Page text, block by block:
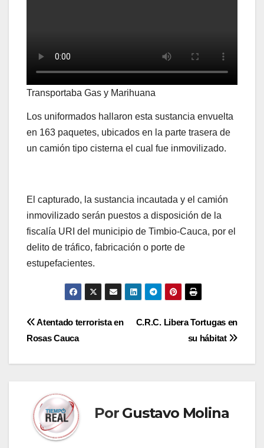
Transportaba Gas y Marihuana
Los uniformados hallaron esta sustancia envuelta
en 163 paquetes, ubicados en la parte trasera de
un camión tipo cisterna el cual fue inmovilizado.
El capturado, la sustancia incautada y el camión
inmovilizado serán puestos a disposición de la
fiscalía URI del municipio de Timbio-Cauca, por el
delito de tráfico, fabricación o porte de
estupefacientes.
Navegación
C.R.C. Libera Tortugas en
su hábitat
Atentado terrorista en
Rosas Cauca
Por Gustavo Molina